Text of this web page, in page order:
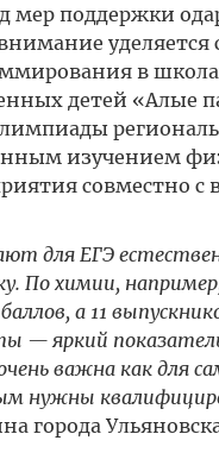
мер поддержки
в
детей «Алые
изучением
совместно
для ЕГЭ
химии, например,
а 11
— яркий
важна как для
нужны